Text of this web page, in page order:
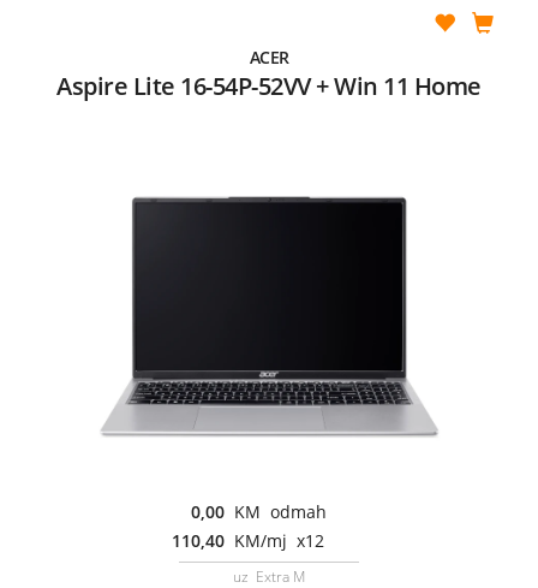
ACER
Aspire Lite 16-54P-52VV + Win 11 Home
0,00 KM odmah
110,40 KM/mj x12
uz Extra M